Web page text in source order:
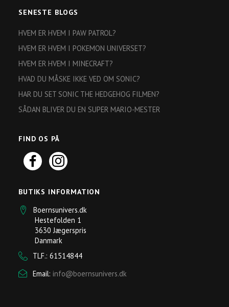
SENESTE BLOGS
HVEM ER HVEM I PAW PATROL?
HVEM ER HVEM I POKEMON UNIVERSET?
HVEM ER HVEM I MINECRAFT?
HVAD DU MÅSKE IKKE VED OM SONIC?
HAR DU SET SONIC THE HEDGEHOG FILMEN?
SÅDAN BLIVER DU EN SUPER MARIO-MESTER
FIND OS PÅ
BUTIKS INFORMATION
Boernsunivers.dk
Hestefolden 1
3630 Jægerspris
Danmark
TLF.: 61514844
Email: info@boernsunivers.dk